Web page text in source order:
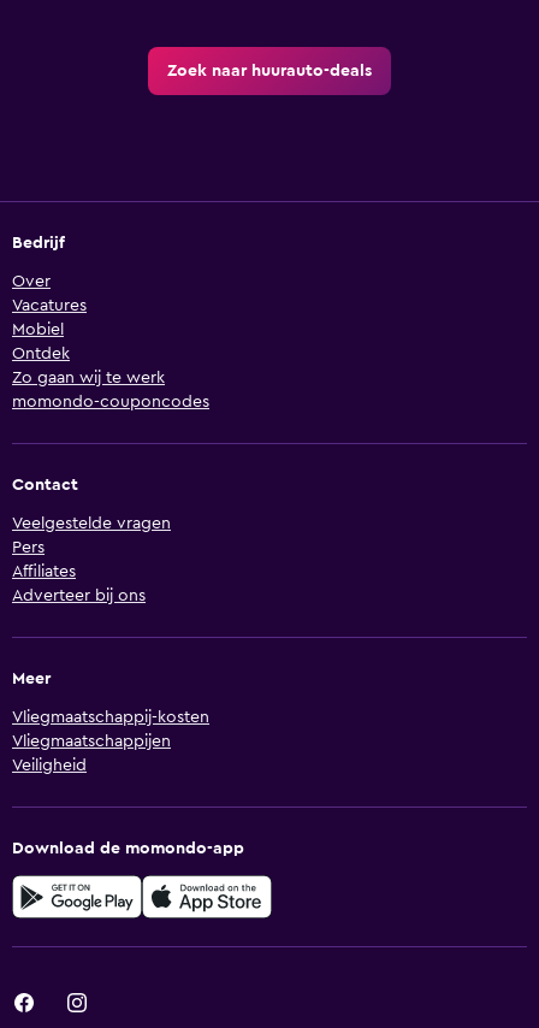
Zoek naar huurauto-deals
Bedrijf
Over
Vacatures
Mobiel
Ontdek
Zo gaan wij te werk
momondo-couponcodes
Contact
Veelgestelde vragen
Pers
Affiliates
Adverteer bij ons
Meer
Vliegmaatschappij-kosten
Vliegmaatschappijen
Veiligheid
Download de momondo-app